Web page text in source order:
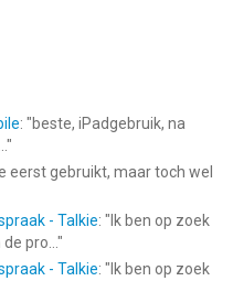
: "beste, iPadgebruik, na
"
eerst gebruikt, maar toch wel
- Talkie: " Ik ben op zoek
pro... "
- Talkie: " Ik ben op zoek